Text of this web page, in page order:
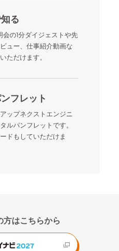
る
の1分ダイジェストや先
ュー、仕事紹介動画な
ただけます。
フレット
ップネクストエンジニ
ルパンフレットです。
ドもしていただけま
はこちらから